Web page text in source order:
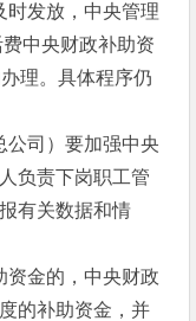
时发放，中央管理
中央财政补助资
理。具体程序仍
公司）要加强中央
负责下岗职工管
有关数据和情
资金的，中央财政
的补助资金，并